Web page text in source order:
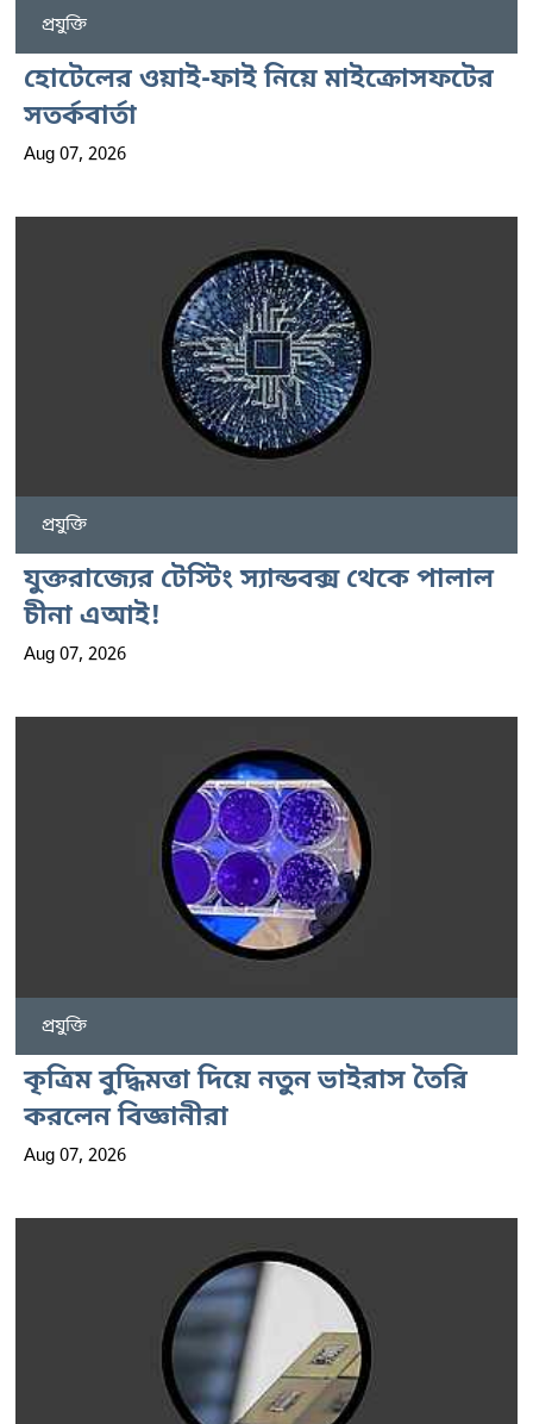
প্রযুক্তি
হোটেলের ওয়াই-ফাই নিয়ে মাইক্রোসফটের
সতর্কবার্তা
Aug 07, 2026
প্রযুক্তি
যুক্তরাজ্যের টেস্টিং স্যান্ডবক্স থেকে পালাল
চীনা এআই!
Aug 07, 2026
প্রযুক্তি
কৃত্রিম বুদ্ধিমত্তা দিয়ে নতুন ভাইরাস তৈরি
করলেন বিজ্ঞানীরা
Aug 07, 2026